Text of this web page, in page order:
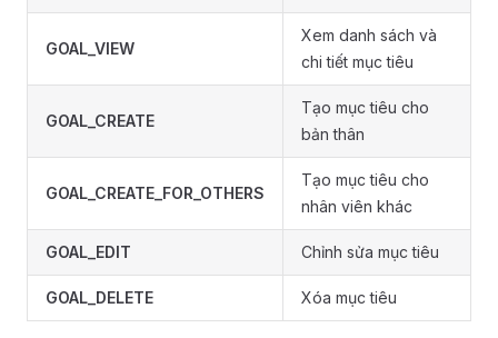
GOAL_VIEW
Xem danh sách và
chi tiết mục tiêu
GOAL_CREATE
Tạo mục tiêu cho
bản thân
GOAL_CREATE_FOR_OTHERS
Tạo mục tiêu cho
nhân viên khác
GOAL_EDIT Chỉnh sửa mục tiêu
GOAL_DELETE Xóa mục tiêu